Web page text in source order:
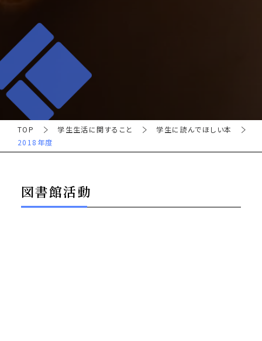
TOP 学生生活に関すること
学生に読んでほしい本
2018年度
図書館活動